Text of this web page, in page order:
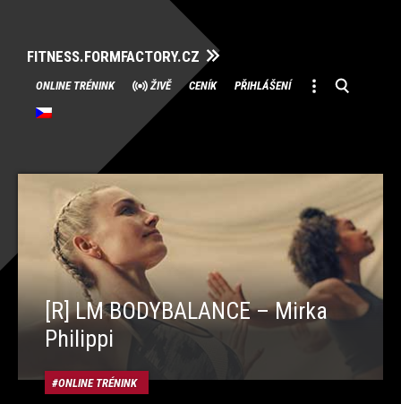
FITNESS.FORMFACTORY.CZ
Přeskočit
na
obsah
ONLINE TRÉNINK ŽIVĚ CENÍK PŘIHLÁŠENÍ
[R] LM BODYBALANCE – Mirka
Philippi
ONLINE TRÉNINK